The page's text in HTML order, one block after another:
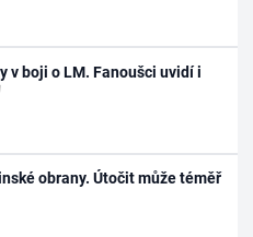
v boji o LM. Fanoušci uvidí i
obrany. Útočit může téměř